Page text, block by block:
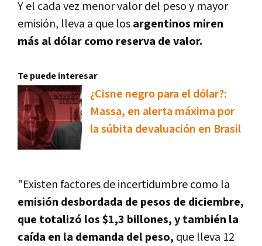
Y el cada vez menor valor del peso y mayor
emisión, lleva a que losargentinos miren
más al dólar como reserva de valor.
Te puede interesar
¿Cisne negro para el dólar?:
Massa, en alerta máxima por
la súbita devaluación en Brasil
"Existen factores de incertidumbrecomo la
emisión desbordada de pesos de diciembre,
que totalizó los $1,3 billones, y también la
caída en la demanda del peso, que lleva 12